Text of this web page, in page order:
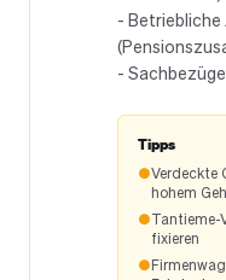
-
-
Tipps
●Verdeckte
hohem
●Tantieme-
fixieren
●